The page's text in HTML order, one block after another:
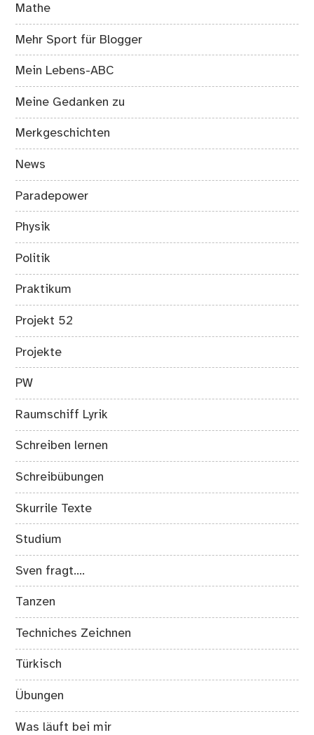
Mathe
Mehr Sport für Blogger
Mein Lebens-ABC
Meine Gedanken zu
Merkgeschichten
News
Paradepower
Physik
Politik
Praktikum
Projekt 52
Projekte
PW
Raumschiff Lyrik
Schreiben lernen
Schreibübungen
Skurrile Texte
Studium
Sven fragt….
Tanzen
Techniches Zeichnen
Türkisch
Übungen
Was läuft bei mir